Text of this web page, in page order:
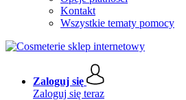
Kontakt
Wszystkie tematy pomocy
Zaloguj się
Zaloguj się teraz